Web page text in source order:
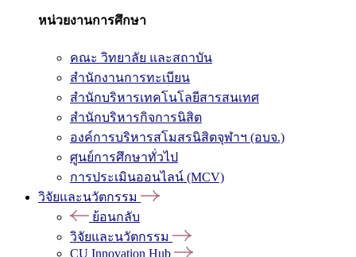
หน่วยงานการศึกษา
คณะ วิทยาลัย และสถาบัน
สำนักงานการทะเบียน
สำนักบริหารเทคโนโลยีสารสนเทศ
สำนักบริหารกิจการนิสิต
องค์การบริหารสโมสรนิสิตจุฬาฯ (อบจ.)
ศูนย์การศึกษาทั่วไป
การประเมินออนไลน์ (MCV)
วิจัยและนวัตกรรม
ย้อนกลับ
วิจัยและนวัตกรรม
CU Innovation Hub